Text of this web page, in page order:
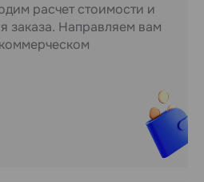
расчет стоимости и
заказа. Направляем вам